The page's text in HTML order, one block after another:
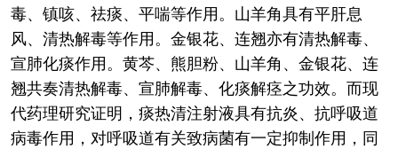
毒、镇咳、祛痰、平喘等作用。山羊角具有平肝息
风、清热解毒等作用。金银花、连翘亦有清热解毒、
宣肺化痰作用。黄芩、熊胆粉、山羊角、金银花、连
翘共奏清热解毒、宣肺解毒、化痰解痉之功效。而现
代药理研究证明，痰热清注射液具有抗炎、抗呼吸道
病毒作用，对呼吸道有关致病菌有一定抑制作用，同